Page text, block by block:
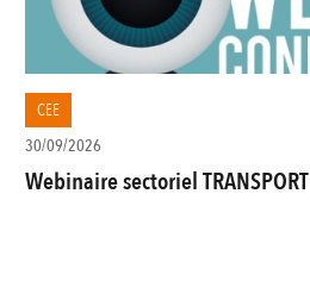
CEE
30/09/2026
Webinaire sectoriel TRANSPORT